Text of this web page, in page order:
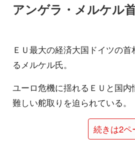
アンゲラ・メルケル
ＥＵ最大の経済大国ドイツの
るメルケル氏。
ユーロ危機に揺れるＥＵと国内
難しい舵取りを迫られている。
続きは2ペ